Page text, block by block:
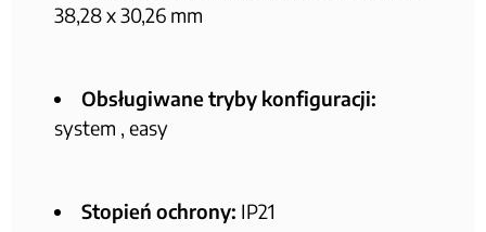
38,28 x 30,26 mm
Obsługiwane tryby konfiguracji:
system , easy
Stopień ochrony: IP21